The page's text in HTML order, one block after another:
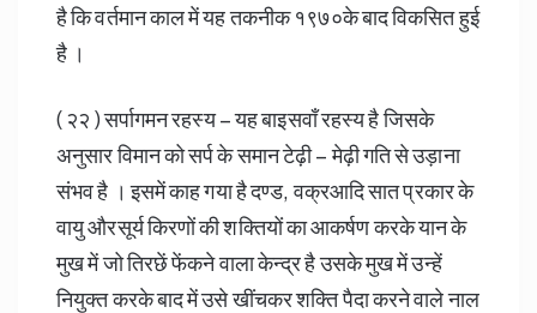
है कि वर्तमान काल में यह तकनीक १९७०के बाद विकसित हुई
है ।
( २२ ) सर्पागमन रहस्य – यह बाइसवाँ रहस्य है जिसके
अनुसार विमान को सर्प के समान टेढ़ी – मेढ़ी गति से उड़ाना
संभव है । इसमें काह गया है दण्ड, वक्रआदि सात प्रकार के
वायु औरसूर्य किरणों की शक्तियों का आकर्षण करके यान के
मुख में जो तिरछें फेंकने वाला केन्द्र है उसके मुख में उन्हें
नियुक्त करके बाद में उसे खींचकर शक्ति पैदा करने वाले नाल